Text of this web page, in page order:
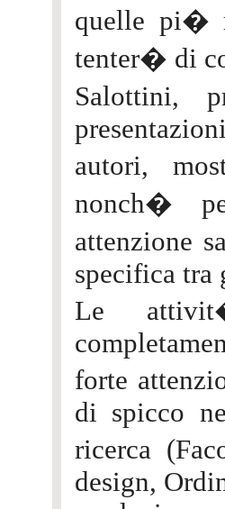
quelle pi�
tenter� di
Salottini,
autori,
nonch�
attenzione
specifica tra
Le
forte
di spicco
ricerca
design,